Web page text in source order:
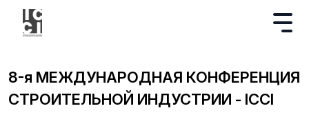
8-я МЕЖДУНАРОДНАЯ КОНФЕРЕНЦИЯ
СТРОИТЕЛЬНОЙ ИНДУСТРИИ - ICCI